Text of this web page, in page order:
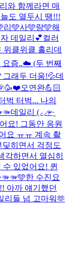
와 함께라면 매
도 열두시 땡!!!
리🩵사🩵랑🩵해
데일리💕컬러
위클위클 홀리데
요즘..☁️ (두 번째
그래두 더움!💦데
오연완💪🏻
벅 터벅... 나의
데일리 (⸝⸝ᵒ̴̶̷ ·̫
요! 그동안 응원
요 ㅠㅠ 계속 촬
히면서 걱정도
각하면서 열심히
있었어요! 퀸
🩵한 수진요
아까 얘기했던
리들 넘 고마워🫶